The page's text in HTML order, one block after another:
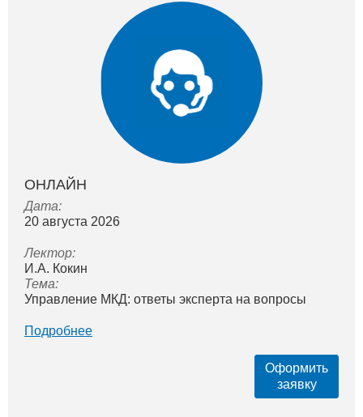
ОНЛАЙН
Дата:
20 августа 2026
Лектор:
И.А. Кокин
Тема:
Управление МКД: ответы эксперта на вопросы
Подробнее
Оформить
заявку